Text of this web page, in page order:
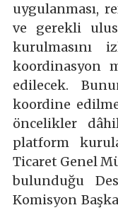
uygulanması,
ve gerekli
kurulmasını
koordinasyon
edilecek.
koordine
öncelikler
platform
Ticaret Genel
bulunduğu
Komisyon